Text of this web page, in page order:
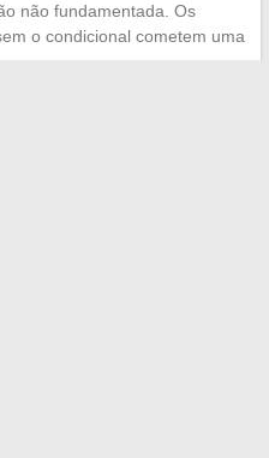
não fundamentada. Os
o condicional cometem uma